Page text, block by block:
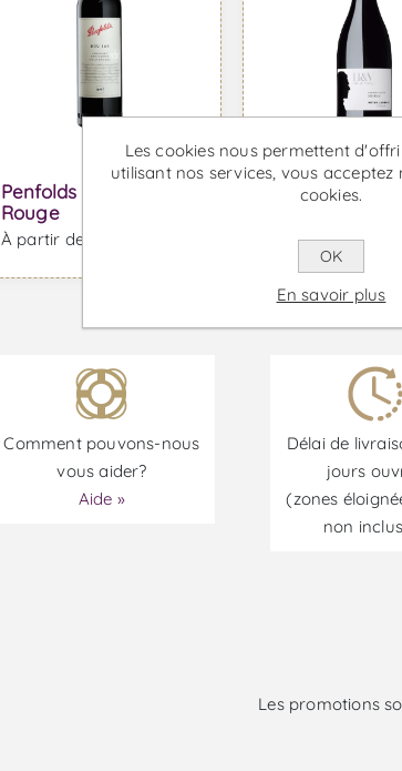
Penfolds Bin 169 - Vin
Rouge
À partir de €295,74 TTC
Peter
Valley Shiraz -
À partir de €24,16
Comment pouvons-nous
vous aider?
Aide »
Délai de
jours
(zones
non
Les promotions
Les cookies nous permettent
utilisant nos services, vous
cookies.
OK
En savoir plus